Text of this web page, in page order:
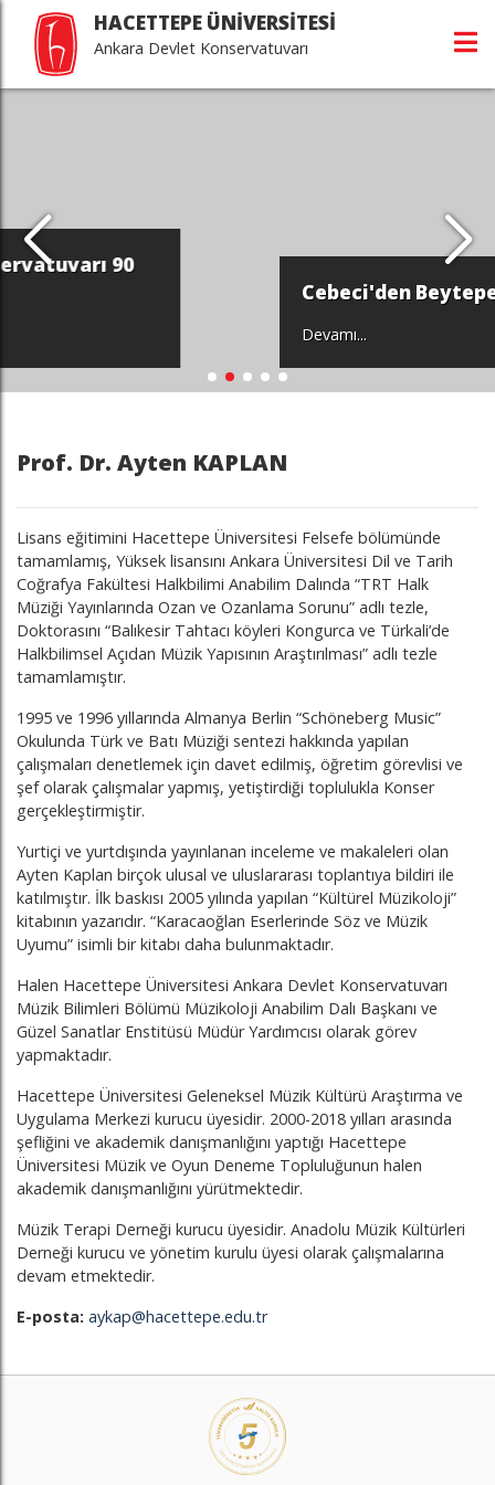
HACETTEPE ÜNİVERSİTESİ
Ankara Devlet Konservatuvarı
Cebeci'den Beytepe'ye...
Prof. Dr. Ayten KAPLAN
Lisans eğitimini Hacettepe Üniversitesi Felsefe bölümünde
tamamlamış, Yüksek lisansını Ankara Üniversitesi Dil ve Tarih
Coğrafya Fakültesi Halkbilimi Anabilim Dalında “TRT Halk
Müziği Yayınlarında Ozan ve Ozanlama Sorunu” adlı tezle,
Doktorasını “Balıkesir Tahtacı köyleri Kongurca ve Türkali’de
Halkbilimsel Açıdan Müzik Yapısının Araştırılması” adlı tezle
tamamlamıştır.
1995 ve 1996 yıllarında Almanya Berlin “Schöneberg Music”
Okulunda Türk ve Batı Müziği sentezi hakkında yapılan
çalışmaları denetlemek için davet edilmiş, öğretim görevlisi ve
şef olarak çalışmalar yapmış, yetiştirdiği toplulukla Konser
gerçekleştirmiştir.
Yurtiçi ve yurtdışında yayınlanan inceleme ve makaleleri olan
Ayten Kaplan birçok ulusal ve uluslararası toplantıya bildiri ile
katılmıştır. İlk baskısı 2005 yılında yapılan “Kültürel Müzikoloji”
kitabının yazarıdır. “Karacaoğlan Eserlerinde Söz ve Müzik
Uyumu” isimli bir kitabı daha bulunmaktadır.
Halen Hacettepe Üniversitesi Ankara Devlet Konservatuvarı
Müzik Bilimleri Bölümü Müzikoloji Anabilim Dalı Başkanı ve
Güzel Sanatlar Enstitüsü Müdür Yardımcısı olarak görev
yapmaktadır.
Hacettepe Üniversitesi Geleneksel Müzik Kültürü Araştırma ve
Uygulama Merkezi kurucu üyesidir. 2000-2018 yılları arasında
şefliğini ve akademik danışmanlığını yaptığı Hacettepe
Üniversitesi Müzik ve Oyun Deneme Topluluğunun halen
akademik danışmanlığını yürütmektedir.
Müzik Terapi Derneği kurucu üyesidir. Anadolu Müzik Kültürleri
Derneği kurucu ve yönetim kurulu üyesi olarak çalışmalarına
devam etmektedir.
E-posta: aykap@hacettepe.edu.tr